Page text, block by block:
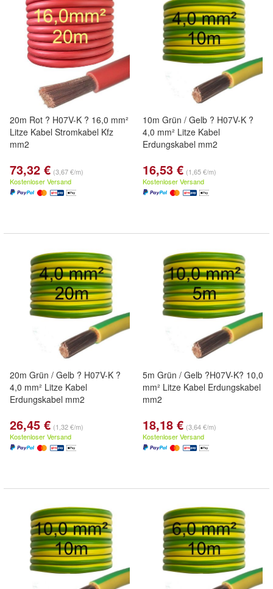
20m Rot ? H07V-K ? 16,0 mm²
Litze Kabel Stromkabel Kfz
mm2
73,32 € (3,67 €/m)
Kostenloser Versand
10m Grün / Gelb ? H07V-K ?
4,0 mm² Litze Kabel
Erdungskabel mm2
16,53 € (1,65 €/m)
Kostenloser Versand
20m Grün / Gelb ? H07V-K ?
4,0 mm² Litze Kabel
Erdungskabel mm2
26,45 € (1,32 €/m)
Kostenloser Versand
5m Grün / Gelb ?H07V-K? 10,0
mm² Litze Kabel Erdungskabel
mm2
18,18 € (3,64 €/m)
Kostenloser Versand